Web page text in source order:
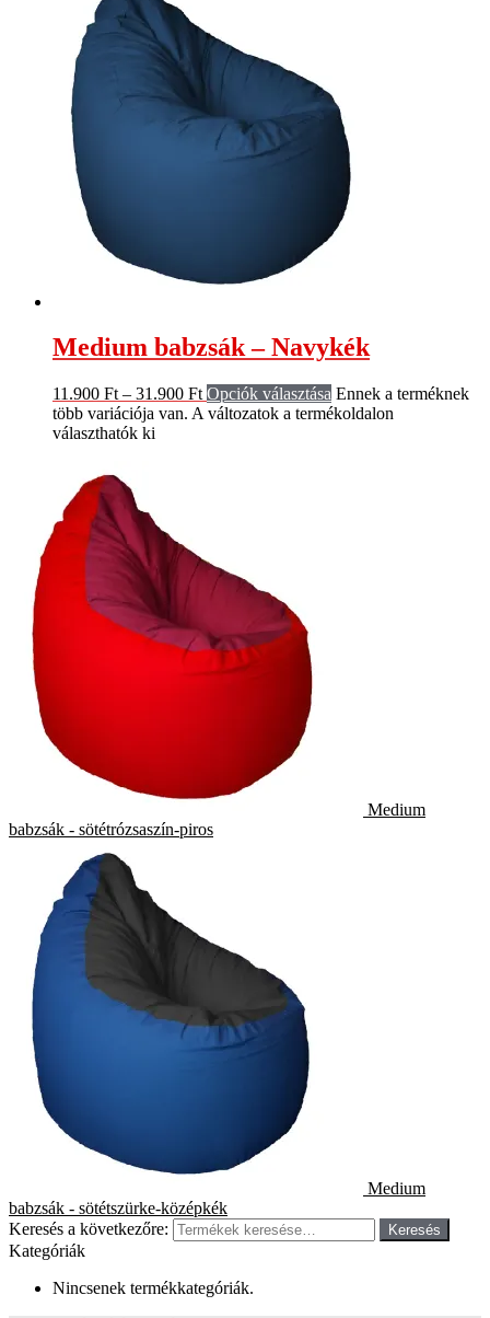
Medium babzsák – Navykék
11.900 Ft – 31.900 Ft Opciók választása Ennek a terméknek
több variációja van. A változatok a termékoldalon
választhatók ki
Medium
babzsák - sötétrózsaszín-piros
Medium
babzsák - sötétszürke-középkék
Keresés a következőre:
Keresés
Kategóriák
Nincsenek termékkategóriák.